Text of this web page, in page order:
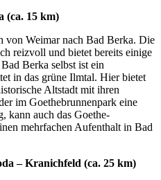
(ca. 15 km)
von Weimar nach Bad Berka. Die
reizvoll und bietet bereits einige
Berka selbst ist ein
in das grüne Ilmtal. Hier bietet
Altstadt mit ihren
im Goethebrunnenpark eine
kann auch das Goethe-
mehrfachen Aufenthalt in Bad
– Kranichfeld (ca. 25 km)